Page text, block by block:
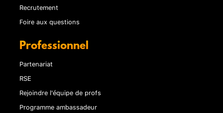
Recrutement
Foire aux questions
Professionnel
Partenariat
RSE
Rejoindre l'équipe de profs
Programme ambassadeur